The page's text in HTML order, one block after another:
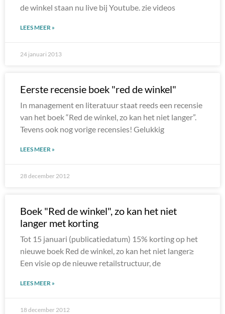
de winkel staan nu live bij Youtube. zie videos
LEES MEER »
24 januari 2013
Eerste recensie boek "red de winkel"
In management en literatuur staat reeds een recensie
van het boek “Red de winkel, zo kan het niet langer”.
Tevens ook nog vorige recensies! Gelukkig
LEES MEER »
28 december 2012
Boek "Red de winkel", zo kan het niet
langer met korting
Tot 15 januari (publicatiedatum) 15% korting op het
nieuwe boek Red de winkel, zo kan het niet langer≥
Een visie op de nieuwe retailstructuur, de
LEES MEER »
18 december 2012